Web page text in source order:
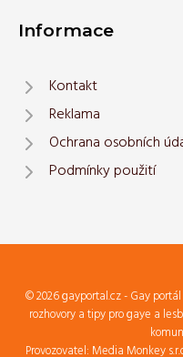
Informace
Kontakt
Reklama
Ochrana osobních
Podmínky použití
© 2026 gayportal.cz - Gay
rozhovory a tipy pro gaye a
Provozovatel: Media Monkey